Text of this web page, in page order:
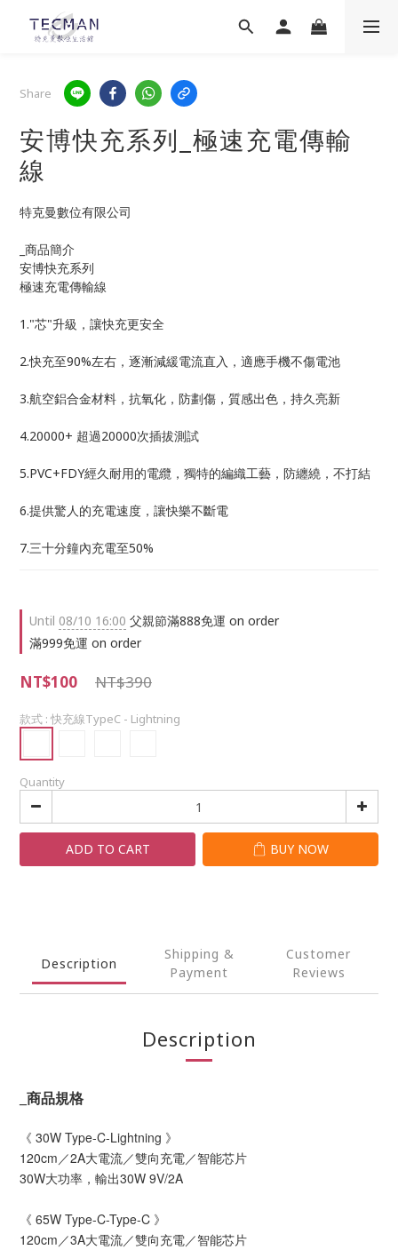
Share
安博快充系列_極速充電傳輸
線
特克曼數位有限公司
_商品簡介
安博快充系列
極速充電傳輸線
1."芯"升級，讓快充更安全
2.快充至90%左右，逐漸減緩電流直入，適應手機不傷電池
3.航空鋁合金材料，抗氧化，防劃傷，質感出色，持久亮新
4.20000+ 超過20000次插拔測試
5.PVC+FDY經久耐用的電纜，獨特的編織工藝，防纏繞，不打結
6.提供驚人的充電速度，讓快樂不斷電
7.三十分鐘內充電至50%
Until 08/10 16:00 父親節滿888免運 on order
滿999免運 on order
NT$390
NT$100
款式 : 快充線TypeC - Lightning
Quantity
ADD TO CART BUY NOW
Description
Shipping &
Payment
Customer
Reviews
Description
商品規格
《 30W Type-C-Lightning 》
120cm／2A大電流／雙向充電／智能芯片
30W大功率，輸出30W 9V/2A
《 65W Type-C-Type-C 》
120cm／3A大電流／雙向充電／智能芯片